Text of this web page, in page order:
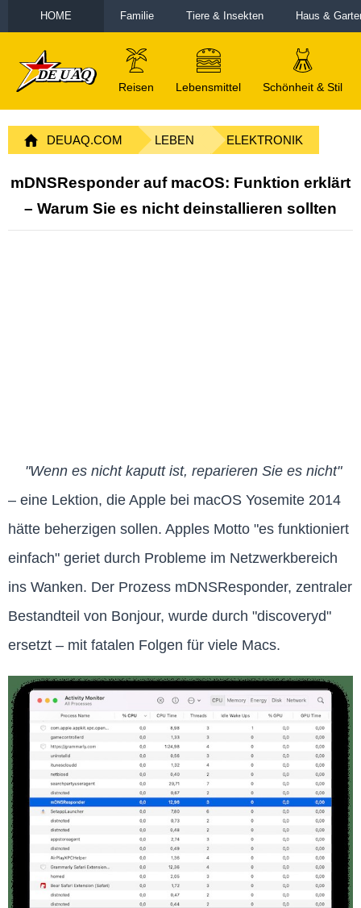
HOME Familie Tiere & Insekten Haus &
Reisen Lebensmittel Schönheit & Stil
DEUAQ.COM LEBEN ELEKTRONIK
mDNSResponder auf macOS: Funktion erklärt
– Warum Sie es nicht deinstallieren sollten
"Wenn es nicht kaputt ist, reparieren Sie es nicht"
– eine Lektion, die Apple bei macOS Yosemite 2014
hätte beherzigen sollen. Apples Motto "es funktioniert
einfach" geriet durch Probleme im Netzwerkbereich
ins Wanken. Der Prozess mDNSResponder, zentraler
Bestandteil von Bonjour, wurde durch "discoveryd"
ersetzt – mit fatalen Folgen für viele Macs.